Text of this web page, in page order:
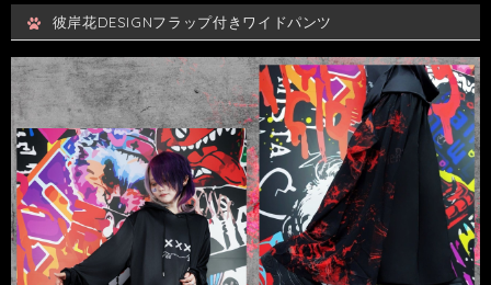
彼岸花DESIGNフラップ付きワイドパンツ